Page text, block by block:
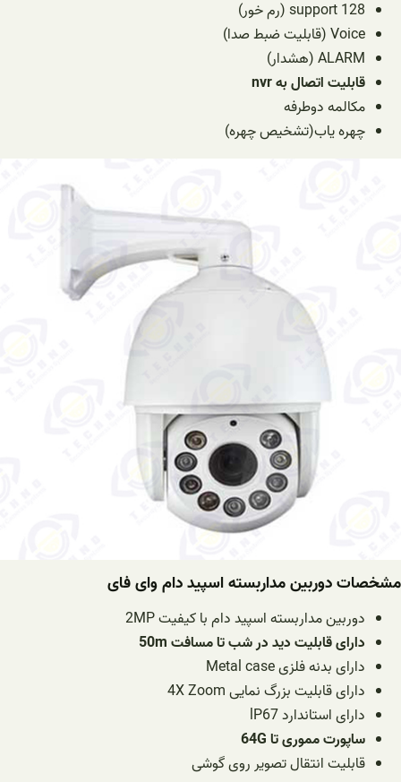
support 128 (رم خور)
Voice (قابلیت ضبط صدا)
ALARM (هشدار)
قابلیت اتصال به nvr
مکالمه دوطرفه
چهره یاب(تشخیص چهره)
مشخصات دوربین مداربسته اسپید دام وای فای
دوربین مداربسته اسپید دام با کیفیت 2MP
دارای قابلیت دید در شب تا مسافت 50m
دارای بدنه فلزی Metal case
دارای قابلیت بزرگ نمایی 4X Zoom
دارای استاندارد lP67
ساپورت مموری تا 64G
قابلیت انتقال تصویر روی گوشی